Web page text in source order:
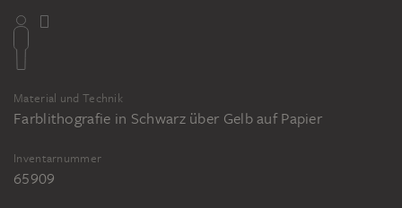
Material und Technik
Farblithografie in Schwarz über Gelb auf Papier
Inventarnummer
65909